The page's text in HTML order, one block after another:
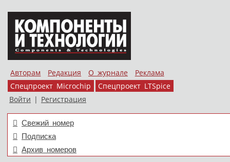
Авторам Редакция О журнале
Реклама
Спецпроект Microchip
Спецпроект LTSpice
Войти | Регистрация
Свежий номер
Подписка
Архив номеров